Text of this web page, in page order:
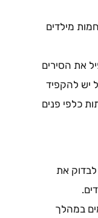
מילדים
את הסירים
יש להקפיד
כלפי פנים
את
במהלך